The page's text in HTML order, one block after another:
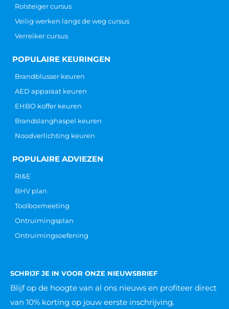
Rolsteiger cursus
Veilig werken langs de weg cursus
Verreiker cursus
POPULAIRE KEURINGEN
Brandblusser keuren
AED apparaat keuren
EHBO koffer keuren
Brandslanghaspel keuren
Noodverlichting keuren
POPULAIRE ADVIEZEN
RI&E
BHV plan
Toolboxmeeting
Ontruimingsplan
Ontruimingsoefening
SCHRIJF JE IN VOOR ONZE NIEUWSBRIEF
Blijf op de hoogte van al ons nieuws en profiteer direct
van 10% korting op jouw eerste inschrijving.